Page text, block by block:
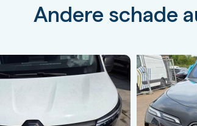
Andere schade